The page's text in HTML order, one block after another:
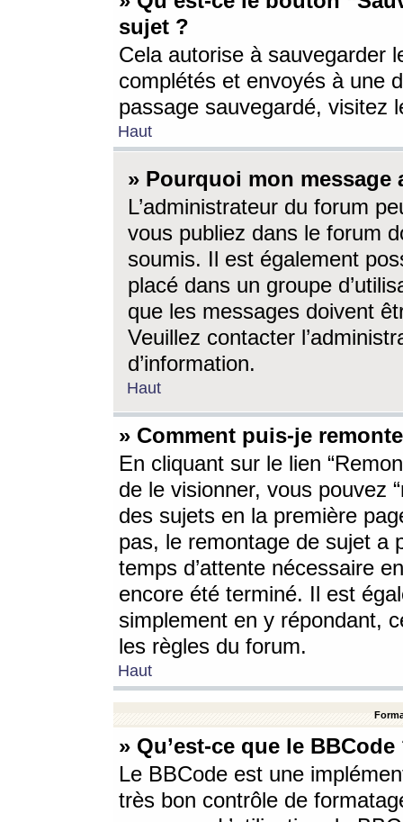
sujet ?
Cela autorise à sauvegarder
complétés et envoyés à une
passage sauvegardé, visitez
Haut
» Pourquoi mon message
L’administrateur du forum
vous publiez dans le forum
soumis. Il est également
placé dans un groupe
que les messages doivent
Veuillez contacter
d’information.
Haut
» Comment puis-je
En cliquant sur le lien
de le visionner, vous pouvez
des sujets en la première
pas, le remontage de sujet a
temps d’attente nécessaire
encore été terminé. Il est
simplement en y répondant,
les règles du forum.
Haut
» Qu’est-ce que le BBCode
Le BBCode est une
très bon contrôle de